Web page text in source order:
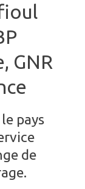
GNR
pays
de